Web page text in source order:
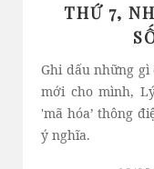
THỨ 7,
Ghi dấu những
mới cho mình,
'mã hóa’ thông
ý nghĩa.